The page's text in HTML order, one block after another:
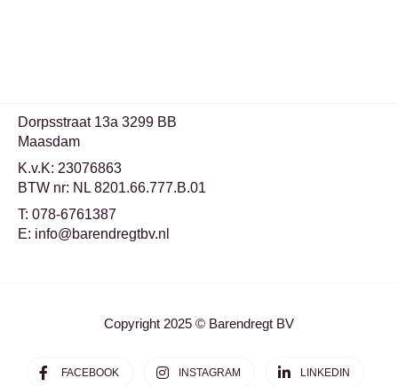
Dorpsstraat 13a 3299 BB
Maasdam
K.v.K: 23076863
BTW nr: NL 8201.66.777.B.01
T: 078-6761387
E: info@barendregtbv.nl
Copyright 2025 © Barendregt BV
FACEBOOK INSTAGRAM LINKEDIN